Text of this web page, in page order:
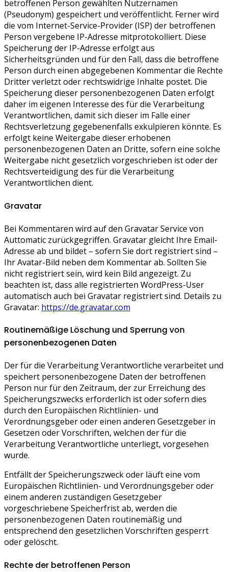
betroffenen Person gewählten Nutzernamen
(Pseudonym) gespeichert und veröffentlicht. Ferner wird
die vom Internet-Service-Provider (ISP) der betroffenen
Person vergebene IP-Adresse mitprotokolliert. Diese
Speicherung der IP-Adresse erfolgt aus
Sicherheitsgründen und für den Fall, dass die betroffene
Person durch einen abgegebenen Kommentar die Rechte
Dritter verletzt oder rechtswidrige Inhalte postet. Die
Speicherung dieser personenbezogenen Daten erfolgt
daher im eigenen Interesse des für die Verarbeitung
Verantwortlichen, damit sich dieser im Falle einer
Rechtsverletzung gegebenenfalls exkulpieren könnte. Es
erfolgt keine Weitergabe dieser erhobenen
personenbezogenen Daten an Dritte, sofern eine solche
Weitergabe nicht gesetzlich vorgeschrieben ist oder der
Rechtsverteidigung des für die Verarbeitung
Verantwortlichen dient.
Gravatar
Bei Kommentaren wird auf den Gravatar Service von
Auttomatic zurückgegriffen. Gravatar gleicht Ihre Email-
Adresse ab und bildet – sofern Sie dort registriert sind –
Ihr Avatar-Bild neben dem Kommentar ab. Sollten Sie
nicht registriert sein, wird kein Bild angezeigt. Zu
beachten ist, dass alle registrierten WordPress-User
automatisch auch bei Gravatar registriert sind. Details zu
Gravatar: https://de.gravatar.com
Routinemäßige Löschung und Sperrung von
personenbezogenen Daten
Der für die Verarbeitung Verantwortliche verarbeitet und
speichert personenbezogene Daten der betroffenen
Person nur für den Zeitraum, der zur Erreichung des
Speicherungszwecks erforderlich ist oder sofern dies
durch den Europäischen Richtlinien- und
Verordnungsgeber oder einen anderen Gesetzgeber in
Gesetzen oder Vorschriften, welchen der für die
Verarbeitung Verantwortliche unterliegt, vorgesehen
wurde.
Entfällt der Speicherungszweck oder läuft eine vom
Europäischen Richtlinien- und Verordnungsgeber oder
einem anderen zuständigen Gesetzgeber
vorgeschriebene Speicherfrist ab, werden die
personenbezogenen Daten routinemäßig und
entsprechend den gesetzlichen Vorschriften gesperrt
oder gelöscht.
Rechte der betroffenen Person